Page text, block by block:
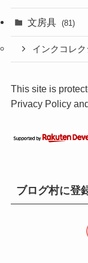
文房具 (81)
インクコレク
This site is
Privacy Policy
ブログ村に登